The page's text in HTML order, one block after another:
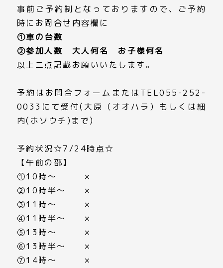
事前ご予約制となっておりますので、ご予約
時にお問合せ内容欄に
①車の台数
②参加人数 大人何名 お子様何名
以上二点記載お願いいたします。
予約はお問合フォームまたはTEL055-252-
0033にて受付(大原（オオハラ）もしくは細
内(ホソウチ)まで)
予約状況☆7/24時点☆
【午前の部】
①10時～ ×
➁10時半～ ×
③11時～ ×
④11時半～ ×
⑤13時～ ×
⑥13時半～ ×
⑦14時～ ×